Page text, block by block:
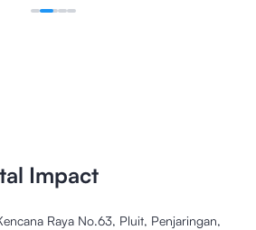
Impact
Raya No.63, Pluit, Penjaringan,